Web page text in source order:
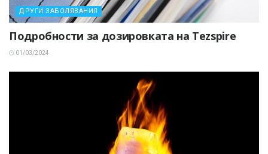
ДРУГИ ЗАБОЛЯВАНИЯ
Подробности за дозировката на Tezspire
01/03/2024